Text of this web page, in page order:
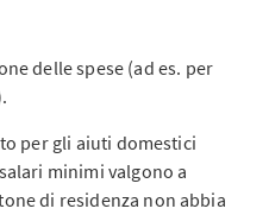
delle spese (ad es. per
per gli aiuti domestici
minimi valgono a
di residenza non abbia